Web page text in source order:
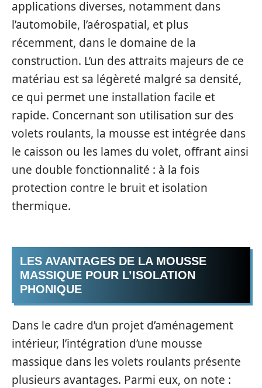
applications diverses, notamment dans
l’automobile, l’aérospatial, et plus
récemment, dans le domaine de la
construction. L’un des attraits majeurs de ce
matériau est sa légèreté malgré sa densité,
ce qui permet une installation facile et
rapide. Concernant son utilisation sur des
volets roulants, la mousse est intégrée dans
le caisson ou les lames du volet, offrant ainsi
une double fonctionnalité : à la fois
protection contre le bruit et isolation
thermique.
LES AVANTAGES DE LA MOUSSE
MASSIQUE POUR L’ISOLATION
PHONIQUE
Dans le cadre d’un projet d’aménagement
intérieur, l’intégration d’une mousse
massique dans les volets roulants présente
plusieurs avantages. Parmi eux, on note :